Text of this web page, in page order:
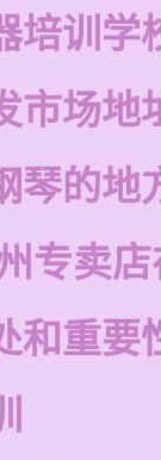
培训学
市场地
琴的地
专卖
和重要